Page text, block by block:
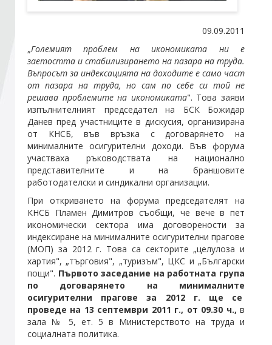
Абонирайте се!
09.09.2011
„Големият проблем на икономиката ни е
заетостта и стабилизирането на пазара на труда.
Въпросът за индексацията на доходите е само част
от пазара на труда, но сам по себе си той не
решава проблемите на икономиката". Това заяви
изпълнителният председател на БСК Божидар
Данев пред участниците в дискусия, организирана
от КНСБ, във връзка с договарянето на
минималните осигурителни доходи. Във форума
участваха ръководствата на национално
представителните и на браншовите
работодателски и синдикални организации.
При откриването на форума председателят на
КНСБ Пламен Димитров съобщи, че вече в пет
икономически сектора има договорености за
индексиране на минималните осигурителни прагове
(МОП) за 2012 г. Това са секторите „целулоза и
хартия", „търговия", „туризъм", ЦКС и „Български
пощи". Първото заседание на работната група
по договарянето на минималните
осигурителни прагове за 2012 г. ще се
проведе на 13 септември 2011 г., от 09.30 ч., в
зала № 5, ет. 5 в Министерството на труда и
социалната политика.